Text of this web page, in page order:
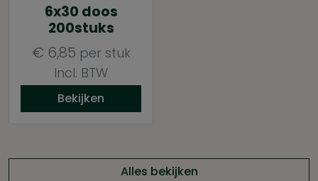
6x30 doos
200stuks
€ 6,85 per stuk
Incl. BTW
Bekijken
Alles bekijken